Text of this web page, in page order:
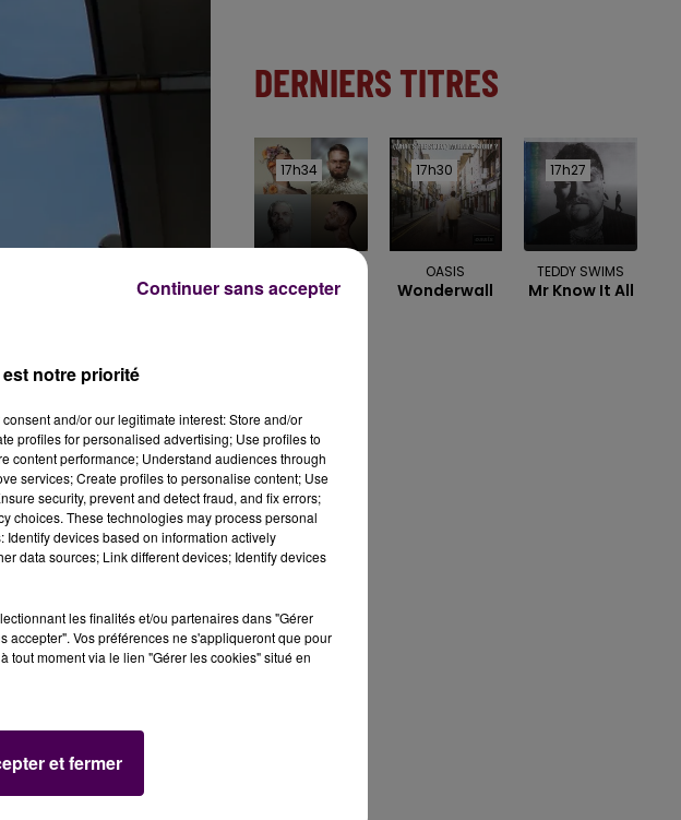
rideau baissé. Pour
Les organisations
pour faire face à
tout sommé
DERNIERS TITRES
17h34
17h34
Soleil Dans
17h30
17h30
OASIS
Wonderwall
17h27
17h27
TEDDY SWIMS
Mr Know It All
notre priorité
and/or our legitimate interest: Store and/or
profiles for personalised advertising; Use profiles to
content performance; Understand audiences through
services; Create profiles to personalise content; Use
security, prevent and detect fraud, and fix errors;
choices. These technologies may process personal
devices based on information actively
data sources; Link different devices; Identify devices
les finalités et/ou partenaires dans "Gérer
accepter". Vos préférences ne s'appliqueront que pour
tout moment via le lien "Gérer les cookies" situé en
et fermer
Continuer sans accepter